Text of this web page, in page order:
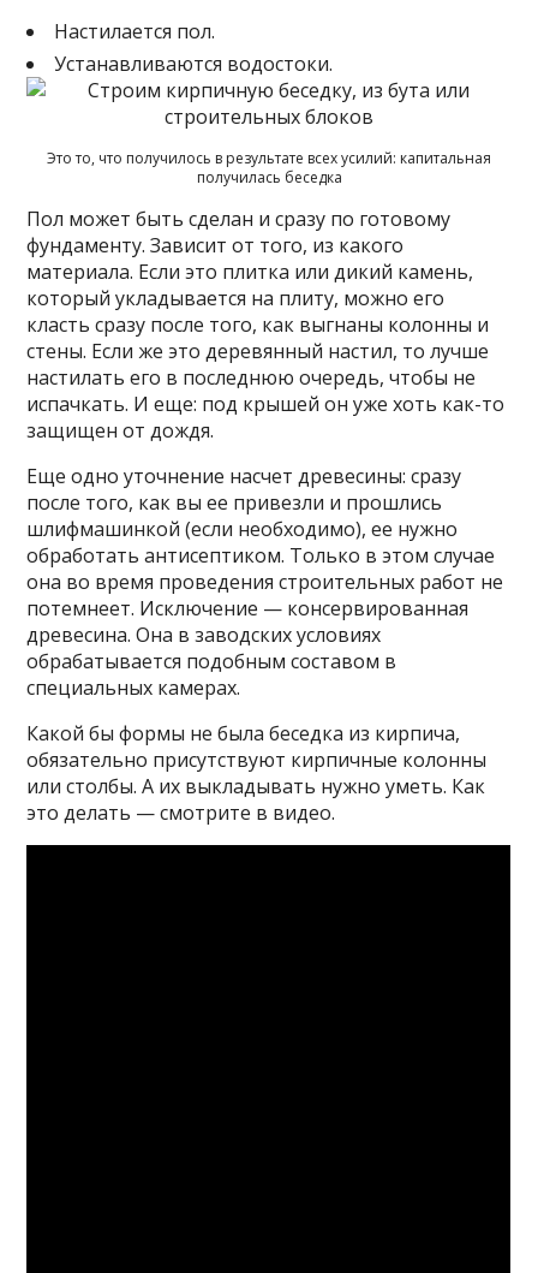
Настилается пол.
Устанавливаются водостоки.
Это то, что получилось в результате всех усилий: капитальная
получилась беседка
Пол может быть сделан и сразу по готовому
фундаменту. Зависит от того, из какого
материала. Если это плитка или дикий камень,
который укладывается на плиту, можно его
класть сразу после того, как выгнаны колонны и
стены. Если же это деревянный настил, то лучше
настилать его в последнюю очередь, чтобы не
испачкать. И еще: под крышей он уже хоть как-то
защищен от дождя.
Еще одно уточнение насчет древесины: сразу
после того, как вы ее привезли и прошлись
шлифмашинкой (если необходимо), ее нужно
обработать антисептиком. Только в этом случае
она во время проведения строительных работ не
потемнеет. Исключение — консервированная
древесина. Она в заводских условиях
обрабатывается подобным составом в
специальных камерах.
Какой бы формы не была беседка из кирпича,
обязательно присутствуют кирпичные колонны
или столбы. А их выкладывать нужно уметь. Как
это делать — смотрите в видео.